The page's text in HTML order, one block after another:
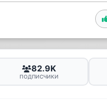
82.9K
ПОДПИСЧИКИ